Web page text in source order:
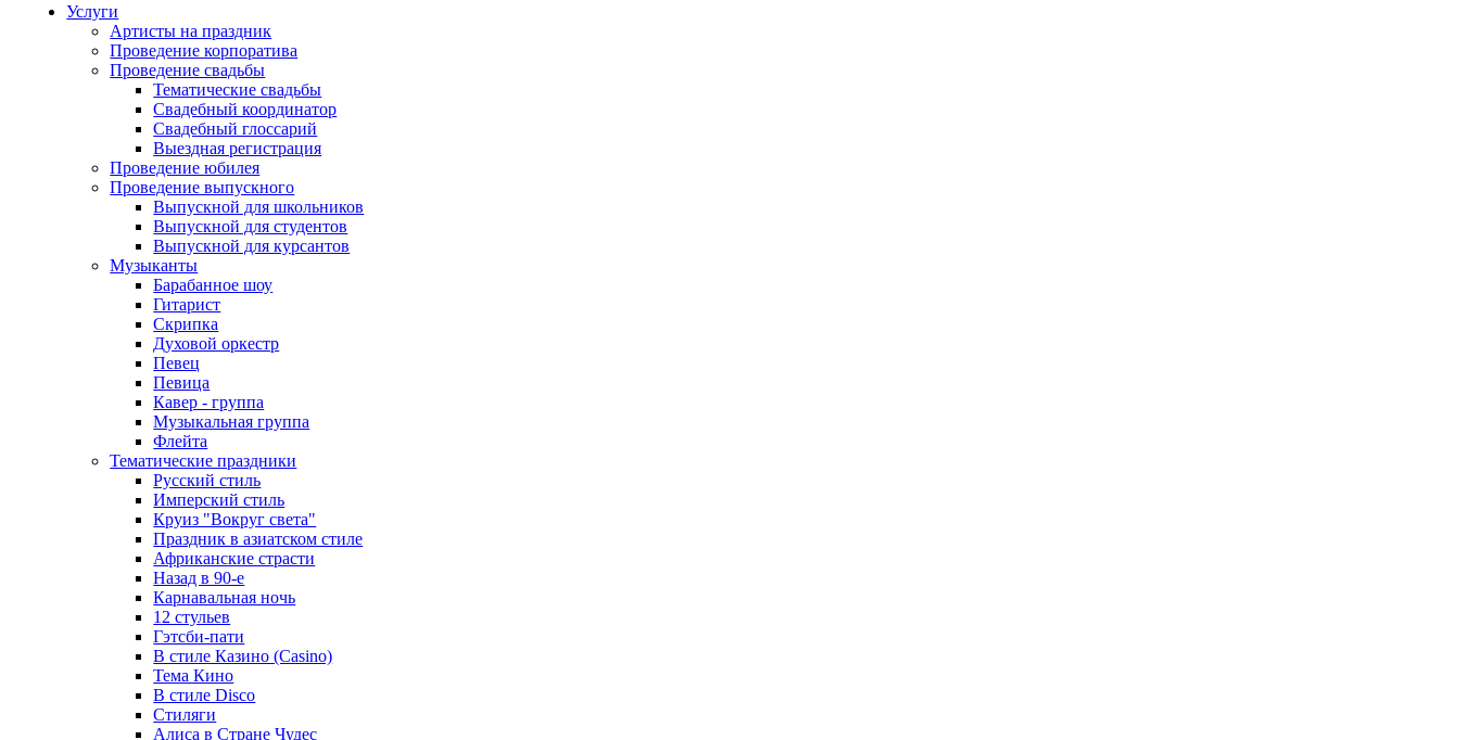
Услуги
Артисты на праздник
Проведение корпоратива
Проведение свадьбы
Тематические свадьбы
Свадебный координатор
Свадебный глоссарий
Выездная регистрация
Проведение юбилея
Проведение выпускного
Выпускной для школьников
Выпускной для студентов
Выпускной для курсантов
Музыканты
Барабанное шоу
Гитарист
Скрипка
Духовой оркестр
Певец
Певица
Кавер - группа
Музыкальная группа
Флейта
Тематические праздники
Русский стиль
Имперский стиль
Круиз "Вокруг света"
Праздник в азиатском стиле
Африканские страсти
Назад в 90-е
Карнавальная ночь
12 стульев
Гэтсби-пати
В стиле Казино (Casino)
Тема Кино
В стиле Disco
Стиляги
Алиса в Стране Чудес